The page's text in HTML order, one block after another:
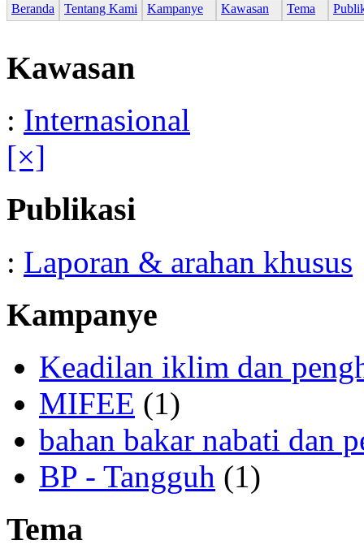
Beranda Tentang Kami Kampanye Kawasan Tema
Kawasan
: Internasional
[×]
Publikasi
: Laporan & arahan khusus
Kampanye
Keadilan iklim dan
MIFEE (1)
bahan bakar nabati dan
BP - Tangguh (1)
Tema